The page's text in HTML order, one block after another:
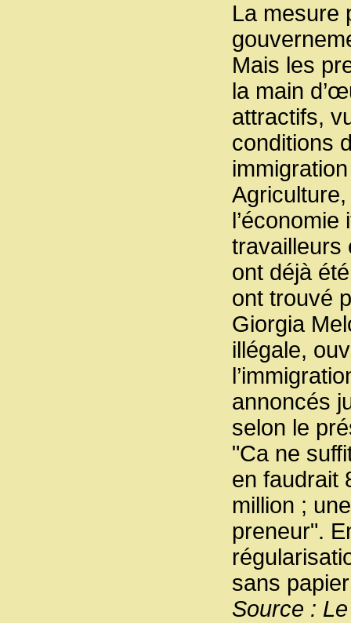
La mesure
Mais les
la main
attractifs,
conditions
travailleurs
ont déjà
ont trouvé
Giorgia
illégale,
annoncés
selon le
"Ca ne
en faudrait
million ;
preneur".
sans
Source :